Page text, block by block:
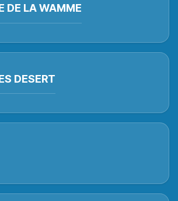
DE LA WAMME
DESERT